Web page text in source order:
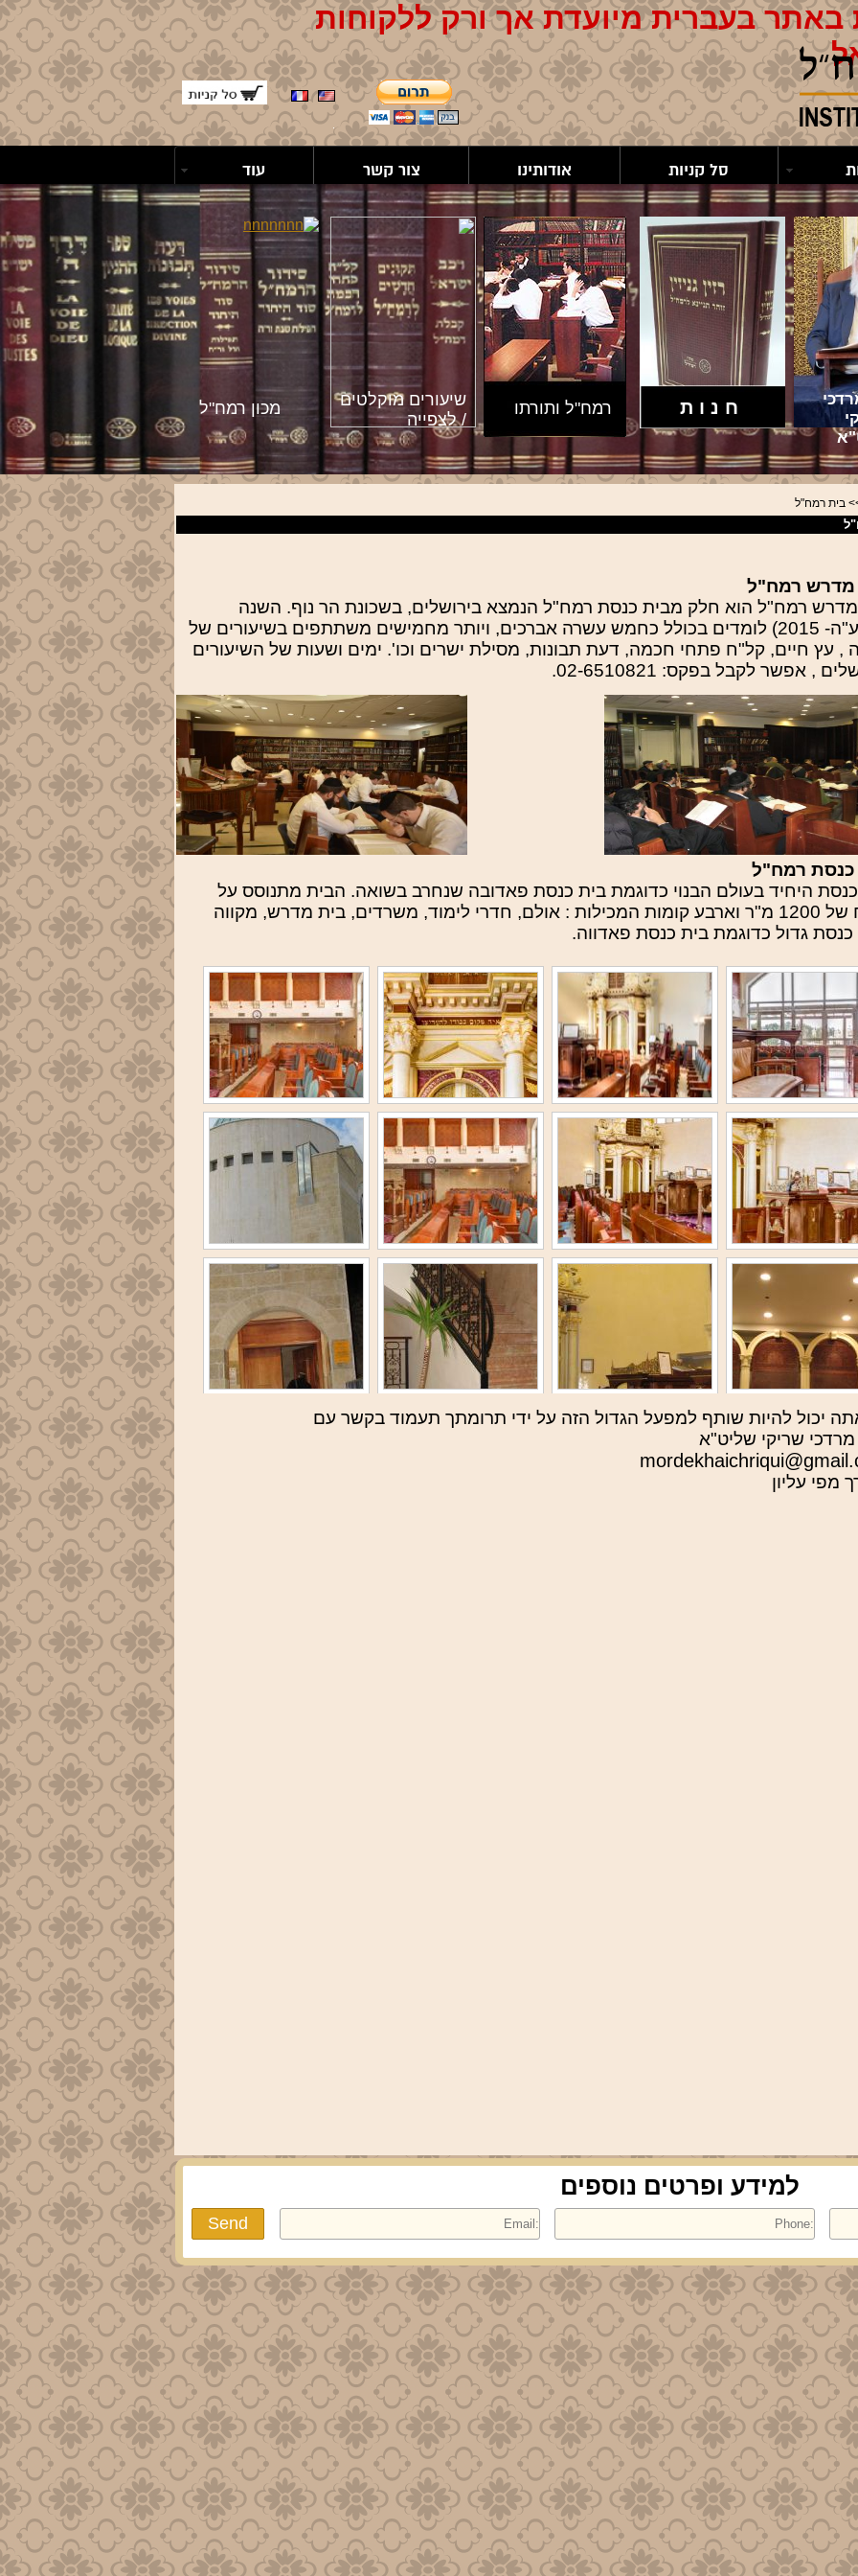
סל קניות אודותינו צור קשר עוד
חנות רמח"ל ותורתו
שיעורים מוקלטים
/ לצפייה
מכון רמח"ל
באתר בעברית מיועדת אך ורק ללקוחות
בית רמח"ל
מדרש רמח"ל
רמח"ל הוא חלק מבית כנסת רמח"ל הנמצא בירושלים, בשכונת הר נוף. השנה
(תשע"ה- 2015) לומדים בכולל כחמש עשרה אברכים, ויותר מחמישים משתתפים בשיעורים של
, עץ חיים, קל"ח פתחי חכמה, דעת תבונות, מסילת ישרים וכו'. ימים ושעות של השיעורים
, אפשר לקבל בפקס: 02-6510821.
כנסת רמח"ל
היחיד בעולם הבנוי כדוגמת בית כנסת פאדובה שנחרב בשואה. הבית מתנוסס על
שטח של 1200 מ"ר וארבע קומות המכילות : אולם, חדרי לימוד, משרדים, בית מדרש, מקווה
כנסת גדול כדוגמת בית כנסת פאדווה.
יכול להיות שותף למפעל הגדול הזה על ידי תרומתך תעמוד בקשר עם
שריקי שליט"א
מפי עליון
למידע ופרטים נוספים